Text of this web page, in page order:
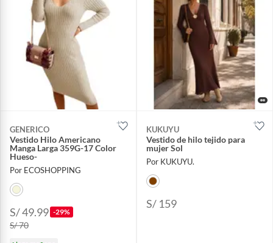
GENERICO
Vestido Hilo Americano
Manga Larga 359G-17 Color
Hueso-
Por ECOSHOPPING
S/ 49.99 -29%
S/ 70
KUKUYU
Vestido de hilo tejido para
mujer Sol
Por KUKUYU.
S/ 159